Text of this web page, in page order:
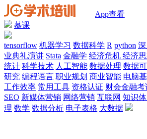
App查看
慕课
tensorflow 机器学习 数据科学 R python
业典礼演讲 Stata 金融学 经济危机 经济
统计 科学技术 人工智能 数据处理 数据
研究 编程语言 职业规划 商业智能 电脑
工作效率 常用工具 资格认证 财会金融考
SEO 新媒体营销 网络营销 互联网 知识
理 数学 数据分析 电子表格 大数据